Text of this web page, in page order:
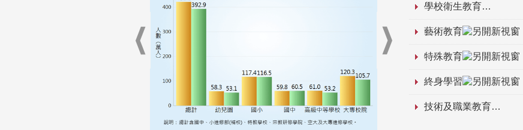
學校衛生教育
藝術教育
特殊教育
終身學習
技術及職業教育